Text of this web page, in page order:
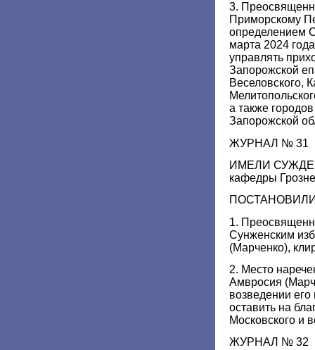
3.
Приморскому
определением
марта 2024
управлять
Запорожской
Веселовского,
а также
Запорожской
ЖУРНАЛ № 31
ИМЕЛИ
кафедры
1.
Сунженским
(Марченко),
2. Место
Амвросия
возведении
оставить на
Московского и
ЖУРНАЛ № 32